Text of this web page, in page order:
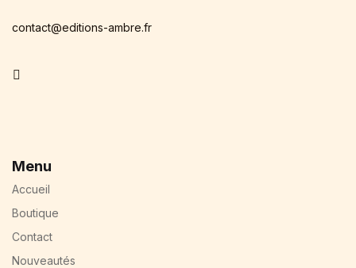
contact@editions-ambre.fr
Menu
Accueil
Boutique
Contact
Nouveautés